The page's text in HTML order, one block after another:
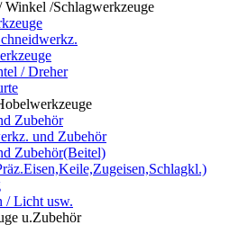
Winkel /Schlagwerkzeuge
/ Dreher
Zubehör
und Zubehör
Zubehör(Beitel)
/ Licht usw.
u.Zubehör